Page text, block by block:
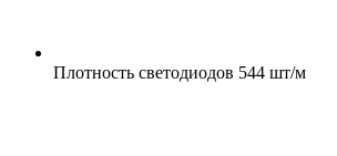
Плотность светодиодов 544 шт/м